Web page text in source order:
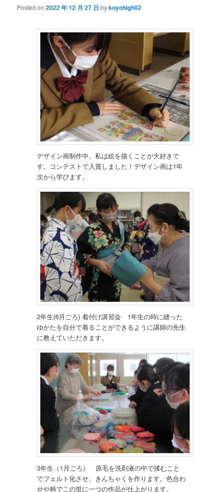
Posted on2022 年 12 月 27 日 bykoyohigh02
デザイン画制作中。私は絵を描くことが大好きで
す。コンテストで入賞しました！デザイン画は1年
次から学びます。
2年生(6月ごろ) 着付け講習会 1年生の時に縫った
ゆかたを自分で着ることができるように講師の先生
に教えていただきます。
3年生（1月ごろ） 原毛を洗剤液の中で揉むこと
でフェルト化させ、きんちゃくを作ります。色合わ
せや柄でこの世に一つの作品が仕上がります。